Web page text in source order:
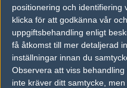
positionering och identifiering
klicka för att godkänna vår
uppgiftsbehandling enligt
få åtkomst till mer detaljerad
inställningar innan du
Observera att viss
inte kräver ditt samtycke,
AD
0 kommentarer —skriv
Ingen har skrivit någon
Skriv en kommentar